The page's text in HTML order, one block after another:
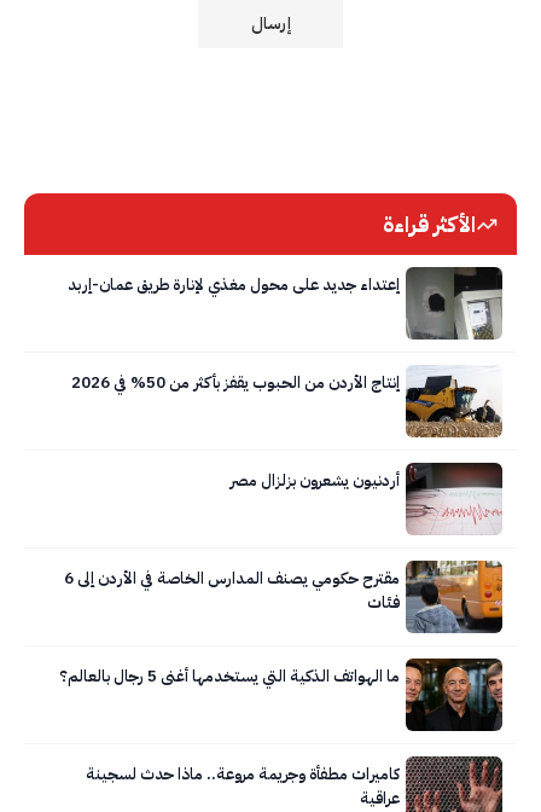
الأكثر قراءة
إعتداء جديد على محول مغذي لإنارة طريق عمان-إربد
إنتاج الأردن من الحبوب يقفز بأكثر من 50% في 2026
أردنيون يشعرون بزلزال مصر
مقترح حكومي يصنف المدارس الخاصة في الأردن إلى 6
فئات
ما الهواتف الذكية التي يستخدمها أغنى 5 رجال بالعالم؟
كاميرات مطفأة وجريمة مروعة.. ماذا حدث لسجينة
عراقية